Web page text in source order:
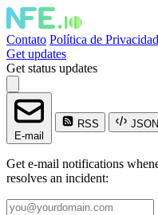
Contato Política de
Get updates
Get status updates
E-mail
RSS JSON
Get e-mail notifications
resolves an incident: